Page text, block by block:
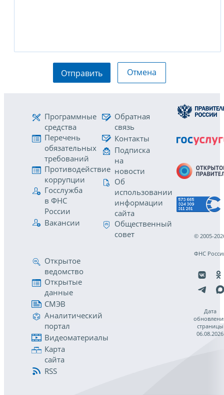
Отправить Отмена
Программные
средства
Перечень
обязательных
требований
Противодействие
коррупции
Госслужба
в ФНС
России
Вакансии
Обратная
связь
Контакты
Подписка
на
новости
Об
использовании
информации
сайта
Общественный
совет
Открытое
ведомство
Открытые
данные
СМЭВ
Аналитический
портал
Видеоматериалы
Карта
сайта
RSS
© 2005-
ФНС
Дата
страницы
06.08.2026